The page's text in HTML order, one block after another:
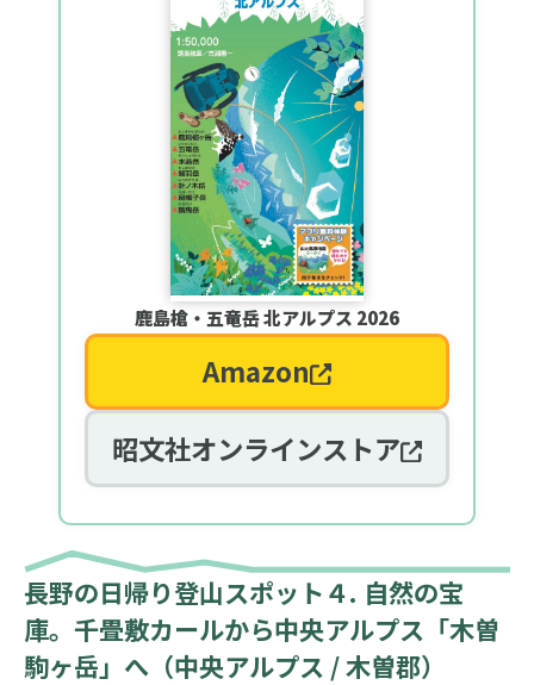
鹿島槍・五竜岳 北アルプス 2026
Amazon
昭文社オンラインストア
長野の日帰り登山スポット４. 自然の宝
庫。千畳敷カールから中央アルプス「木曽
駒ヶ岳」へ（中央アルプス / 木曽郡）